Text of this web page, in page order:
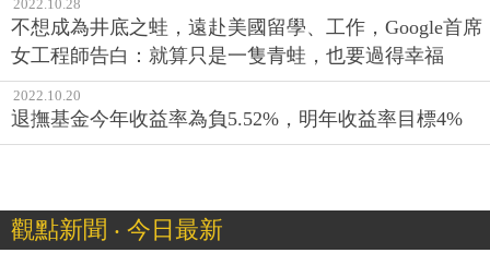
2022.10.28
不想成為井底之蛙，遠赴美國留學、工作，Google首席
女工程師告白：就算只是一隻青蛙，也要過得幸福
2022.10.20
退撫基金今年收益率為負5.52%，明年收益率目標4%
觀點新聞 ‧ 今日最新